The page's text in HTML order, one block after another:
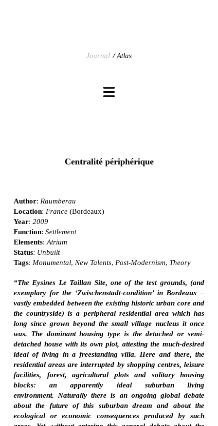
Journal Atlas
Centralité périphérique
Author: Raumberau
Location: France (Bordeaux)
Year: 2009
Function: Settlement
Elements: Atrium
Status: Unbuilt
Tags: Monumental, New Talents, Post-Modernism, Theory
“The Eysines Le Taillan Site, one of the test grounds, (and
exemplary for the ‘Zwischenstadt-condition’ in Bordeaux –
vastly embedded between the existing historic urban core and
the countryside) is a peripheral residential area which has
long since grown beyond the small village nucleus it once
was. The dominant housing type is the detached or semi-
detached house with its own plot, attesting the much-desired
ideal of living in a freestanding villa. Here and there, the
residential areas are interrupted by shopping centres, leisure
facilities, forest, agricultural plots and solitary housing
blocks: an apparently ideal suburban living
environment. Naturally there is an ongoing global debate
about the future of this suburban dream and about the
ecological or economic consequences produced by such